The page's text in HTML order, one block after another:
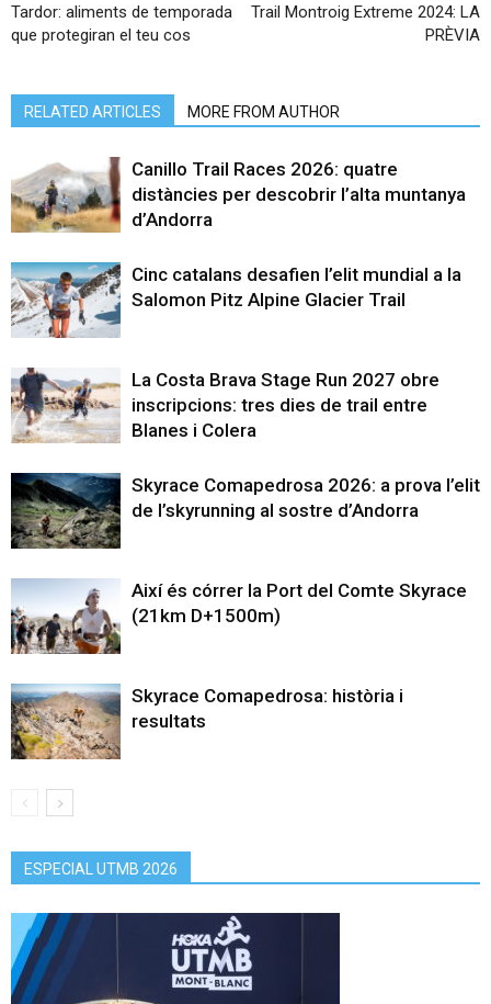
Tardor: aliments de temporada
que protegiran el teu cos
Trail Montroig Extreme 2024: LA
PRÈVIA
RELATED ARTICLES MORE FROM AUTHOR
Canillo Trail Races 2026: quatre
distàncies per descobrir l’alta muntanya
d’Andorra
Cinc catalans desafien l’elit mundial a la
Salomon Pitz Alpine Glacier Trail
La Costa Brava Stage Run 2027 obre
inscripcions: tres dies de trail entre
Blanes i Colera
Skyrace Comapedrosa 2026: a prova l’elit
de l’skyrunning al sostre d’Andorra
Així és córrer la Port del Comte Skyrace
(21km D+1500m)
Skyrace Comapedrosa: història i
resultats
ESPECIAL UTMB 2026